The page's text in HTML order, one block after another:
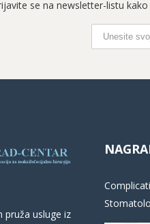
se na newsletter-listu
pruža usluge iz